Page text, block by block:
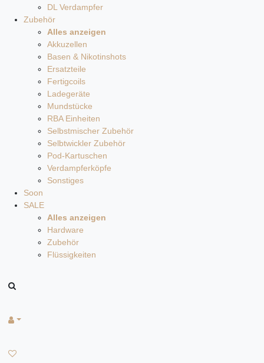
DL Verdampfer
Zubehör
Alles anzeigen
Akkuzellen
Basen & Nikotinshots
Ersatzteile
Fertigcoils
Ladegeräte
Mundstücke
RBA Einheiten
Selbstmischer Zubehör
Selbtwickler Zubehör
Pod-Kartuschen
Verdampferköpfe
Sonstiges
Soon
SALE
Alles anzeigen
Hardware
Zubehör
Flüssigkeiten